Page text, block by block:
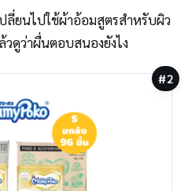
ยนไปใช้ผ้าอ้อมสูตรสำหรับผิว
ดูว่าผื่นตอบสนองยังไง
#2